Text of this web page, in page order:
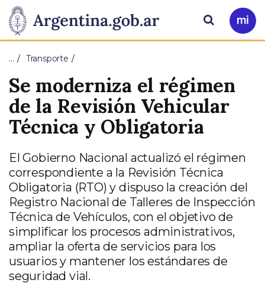
Presidencia
de
la
Nación
Pasar al contenido principal
Ir
a
Buscar
… Transporte
Se moderniza el régimen
de la Revisión Vehicular
Técnica y Obligatoria
El Gobierno Nacional actualizó el régimen
correspondiente a la Revisión Técnica
Obligatoria (RTO) y dispuso la creación del
Registro Nacional de Talleres de Inspección
Técnica de Vehículos, con el objetivo de
simplificar los procesos administrativos,
ampliar la oferta de servicios para los
usuarios y mantener los estándares de
seguridad vial.